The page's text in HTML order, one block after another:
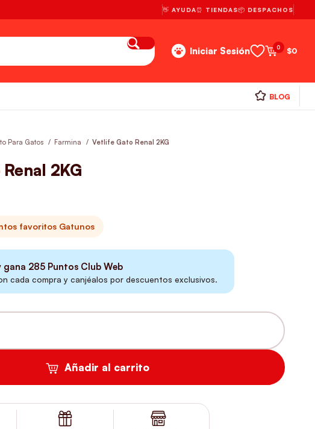
👋 AYUDA⏰ TIENDAS📦 DESPACHOS
Iniciar Sesión 0 $0
BLOG
Para Gatos Farmina Vetlife Gato Renal 2KG
2KG
favoritos Gatunos
gana 285Puntos Club Web
cada compra y canjéalos por descuentos exclusivos.
2KG CANTIDAD
Añadir al carrito